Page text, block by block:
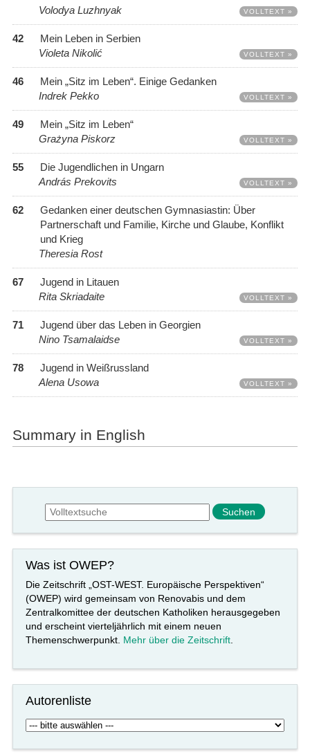
Volodya Luzhnyak
VOLLTEXT »
42
Mein Leben in Serbien
Violeta Nikolić
VOLLTEXT »
46
Mein „Sitz im Leben“. Einige Gedanken
Indrek Pekko
VOLLTEXT »
49
Mein „Sitz im Leben“
Grażyna Piskorz
VOLLTEXT »
55
Die Jugendlichen in Ungarn
András Prekovits
VOLLTEXT »
62
Gedanken einer deutschen Gymnasiastin: Über
Partnerschaft und Familie, Kirche und Glaube, Konflikt
und Krieg
Theresia Rost
67
Jugend in Litauen
Rita Skriadaite
VOLLTEXT »
71
Jugend über das Leben in Georgien
Nino Tsamalaidse
VOLLTEXT »
78
Jugend in Weißrussland
Alena Usowa
VOLLTEXT »
Summary in English
Suchformular
Suche
Was ist OWEP?
Die Zeitschrift „OST-WEST. Europäische Perspektiven“
(OWEP) wird gemeinsam von Renovabis und dem
Zentralkomittee der deutschen Katholiken herausgegeben
und erscheint vierteljährlich mit einem neuen
Themenschwerpunkt. Mehr über die Zeitschrift
Autorenliste